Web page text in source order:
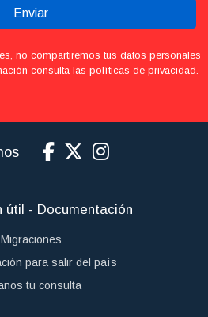
Enviar
no compartiremos tus datos personales
consulta las políticas de privacidad.
útil - Documentación
Migraciones
para salir del país
tu consulta